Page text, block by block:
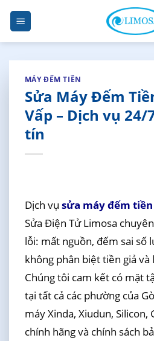
Skip
content
MÁY ĐẾM TIỀN
Sửa Máy Đếm
Vấp – Dịch vụ 24/
tín
Dịch vụ sửa máy đếm tiền
Sửa Điện Tử Limosa
lỗi: mất nguồn, đếm sai số
không phân biệt tiền giả
Chúng tôi cam kết có mặt
tại tất cả các phường của
máy Xinda, Xiudun, Silicon,
chính hãng và chính sách